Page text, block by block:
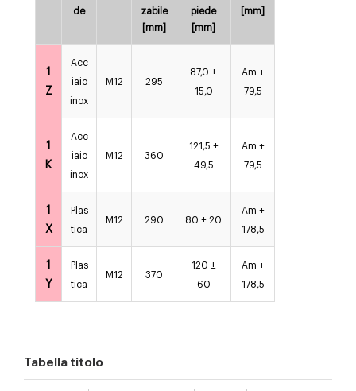
de
zabile
[mm]
piede
[mm]
[mm]
1
Z
Acc
iaio
inox
M12 295
87,0 ±
15,0
Am +
79,5
1
K
Acc
iaio
inox
M12 360
121,5 ±
49,5
Am +
79,5
1
X
Plas
tica
M12 290 80 ± 20
Am +
178,5
1
Y
Plas
tica
M12 370
120 ±
60
Am +
178,5
Tabella titolo